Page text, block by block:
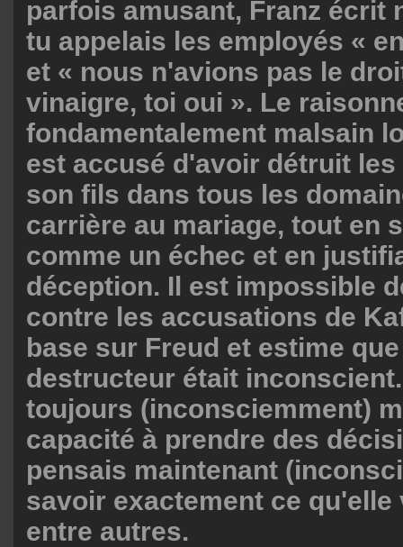
parfois amusant, Franz écrit
tu appelais les employés «
et « nous n'avions pas le
vinaigre, toi oui ». Le
fondamentalement malsain
est accusé d'avoir détruit les
son fils dans tous les
carrière au mariage, tout en
comme un échec et en
déception. Il est impossible
contre les accusations de
base sur Freud et estime
destructeur était
toujours (inconsciemment)
capacité à prendre des
pensais maintenant
savoir exactement ce qu'elle
entre autres.